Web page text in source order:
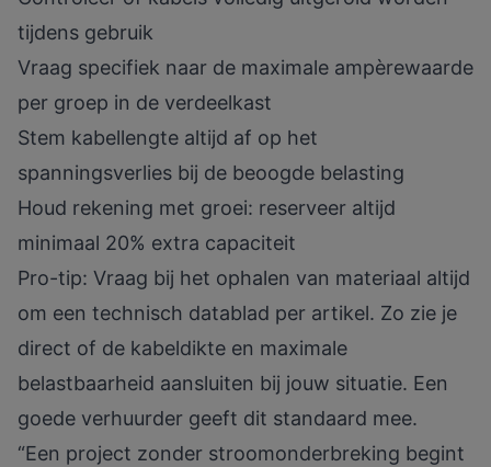
tijdens gebruik
Vraag specifiek naar de maximale ampèrewaarde
per groep in de verdeelkast
Stem kabellengte altijd af op het
spanningsverlies bij de beoogde belasting
Houd rekening met groei: reserveer altijd
minimaal 20% extra capaciteit
Pro-tip: Vraag bij het ophalen van materiaal altijd
om een technisch datablad per artikel. Zo zie je
direct of de kabeldikte en maximale
belastbaarheid aansluiten bij jouw situatie. Een
goede verhuurder geeft dit standaard mee.
“Een project zonder stroomonderbreking begint